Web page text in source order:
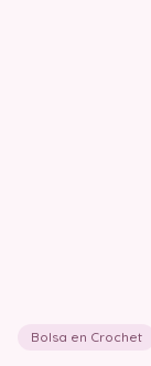
Bolsa en Crochet